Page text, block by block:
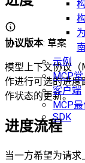
南
示例
MCP
客户端
MCP
SDK
协议版本: 草案
模型上下文协议（
作进行可选的进度
作状态的更新。
进度流程
当一方希望为请